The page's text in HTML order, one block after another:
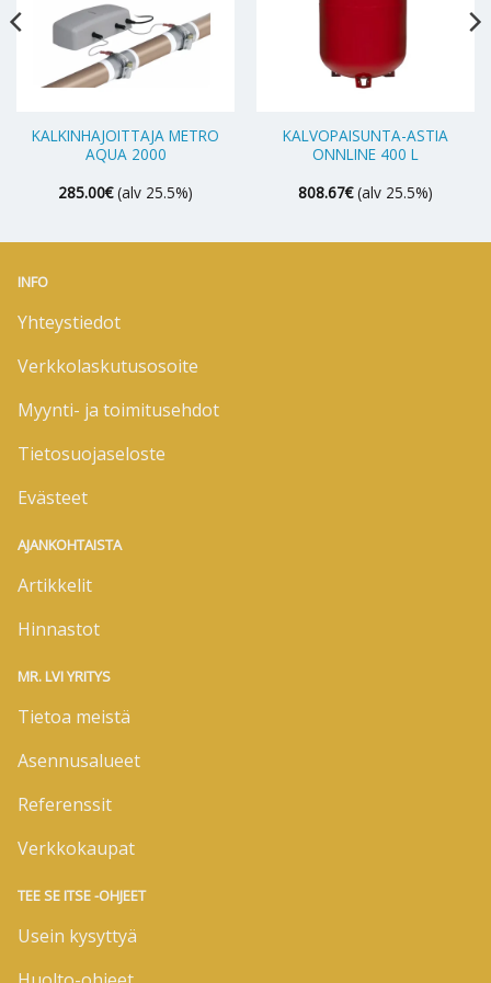
KALKINHAJOITTAJA METRO
AQUA 2000
285.00€ (alv 25.5%)
KALVOPAISUNTA-ASTIA
ONNLINE 400 L
808.67€ (alv 25.5%)
INFO
Yhteystiedot
Verkkolaskutusosoite
Myynti- ja toimitusehdot
Tietosuojaseloste
Evästeet
AJANKOHTAISTA
Artikkelit
Hinnastot
MR. LVI YRITYS
Tietoa meistä
Asennusalueet
Referenssit
Verkkokaupat
TEE SE ITSE -OHJEET
Usein kysyttyä